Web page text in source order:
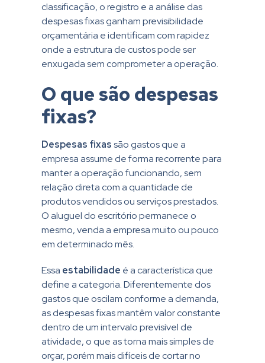
classificação, o registro e a análise das
despesas fixas ganham previsibilidade
orçamentária e identificam com rapidez
onde a estrutura de custos pode ser
enxugada sem comprometer a operação.
O que são despesas
fixas?
Despesas fixassão gastos que a
empresa assume de forma recorrente para
manter a operação funcionando, sem
relação direta com a quantidade de
produtos vendidos ou serviços prestados.
O aluguel do escritório permanece o
mesmo, venda a empresa muito ou pouco
em determinado mês.
Essa estabilidade é a característica que
define a categoria. Diferentemente dos
gastos que oscilam conforme a demanda,
as despesas fixas mantêm valor constante
dentro de um intervalo previsível de
atividade, o que as torna mais simples de
orçar, porém mais difíceis de cortar no